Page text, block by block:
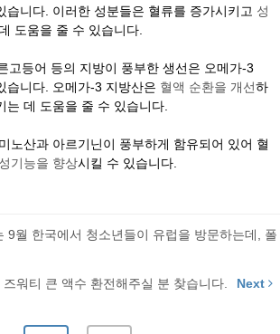
습니다. 이러한 성분들은 혈류를 증가시키고 성
도움을 줄 수 있습니다.
고등어 등의 지방이 풍부한 생선은 오메가-3
습니다. 오메가-3 지방산은 혈액 순환을 개선하
는 데 도움을 줄 수 있습니다.
노산과 아르기닌이 풍부하게 함유되어 있어 혈
성기능을 향상시킬 수 있습니다.
9월 한국에서 청소년들이 유럽을 방문하는데, 폴
워티 큰 액수 환전해주실 분 찾습니다. Next